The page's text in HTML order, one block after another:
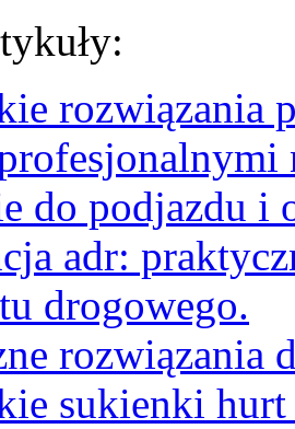
rozwiązania
do podjazdu i
adr:
drogowego.
rozwiązania
sukienki